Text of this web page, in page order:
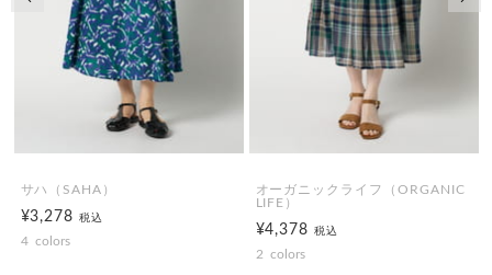
サハ（SAHA）
¥3,278税込
4 colors
オーガニックライフ（ORGANIC
LIFE）
¥4,378税込
2 colors